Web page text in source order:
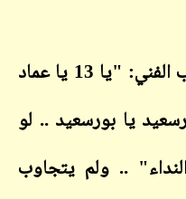
الساعة 14:38: المراقب الفني: "يا 13 يا عماد
يا بورسعيد .. لو
.. ولم يتجاوب